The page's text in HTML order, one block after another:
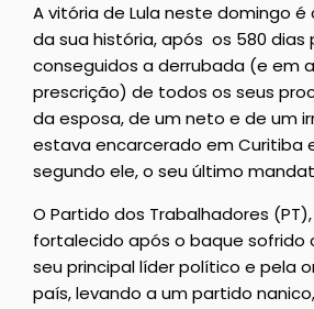
A vitória de Lula neste domingo
da sua história, após os 580 dias
conseguidos a derrubada (e em
prescrição) de todos os seus
da esposa, de um neto e de um
estava encarcerado em Curitiba
segundo ele, o seu último
O Partido dos Trabalhadores
fortalecido após o baque sofrido
seu principal líder político e pela
país, levando a um partido